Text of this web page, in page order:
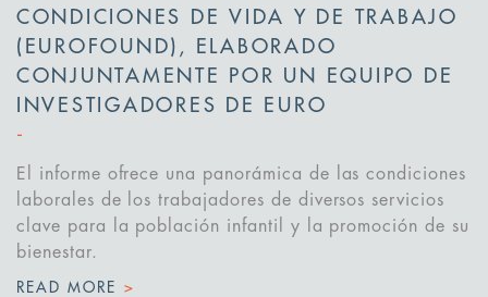
CONDICIONES DE VIDA Y DE TRABAJO
(EUROFOUND), ELABORADO
CONJUNTAMENTE POR UN EQUIPO DE
INVESTIGADORES DE EURO
El informe ofrece una panorámica de las condiciones
laborales de los trabajadores de diversos servicios
clave para la población infantil y la promoción de su
bienestar.
READ MORE >